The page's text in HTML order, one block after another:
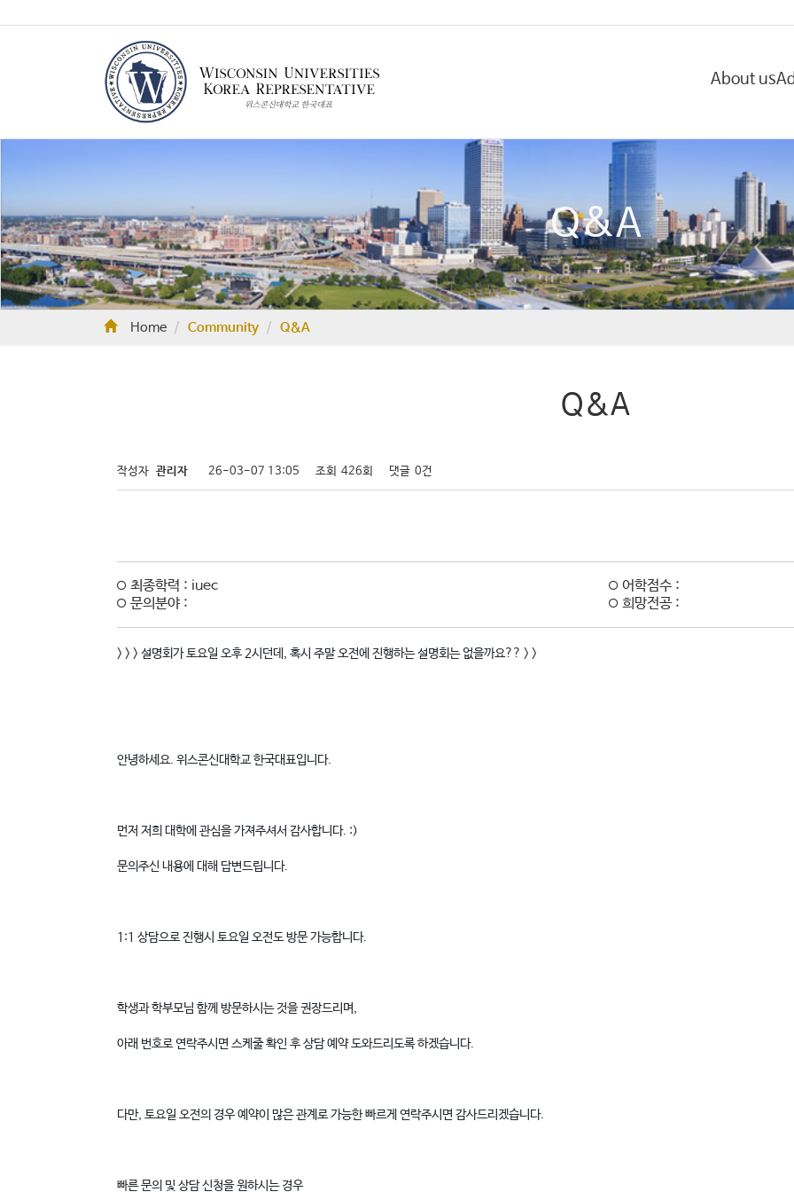
About us
Q&A
Home Community Q&A
Q&A
작성자 관리자 26-03-07 13:05 조회 426회 댓글 0건
최종학력 : iuec
어학점수 :
문의분야 :
희망전공 :
> > > 설명회가 토요일 오후 2시던데, 혹시 주말 오전에 진행하는 설명회는 없을까요?? > >
안녕하세요. 위스콘신대학교 한국대표입니다.
먼저 저희 대학에 관심을 가져주셔서 감사합니다. :)
문의주신 내용에 대해 답변드립니다.
1:1 상담으로 진행시 토요일 오전도 방문 가능합니다.
학생과 학부모님 함께 방문하시는 것을 권장드리며,
아래 번호로 연락주시면 스케줄 확인 후 상담 예약 도와드리도록 하겠습니다.
다만, 토요일 오전의 경우 예약이 많은 관계로 가능한 빠르게 연락주시면 감사드리겠습니다.
빠른 문의 및 상담 신청을 원하시는 경우